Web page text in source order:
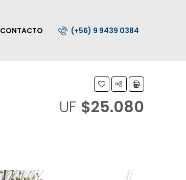
CONTACTO (+56) 9 9439 0384
UF $25.080